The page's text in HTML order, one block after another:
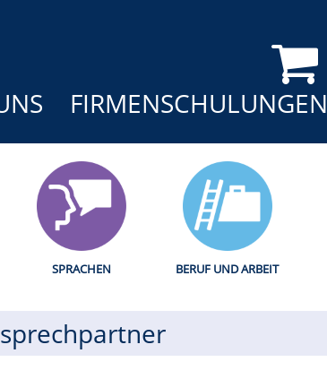
FIRMENSCHULUNGEN
SPRACHEN BERUF UND ARBEIT